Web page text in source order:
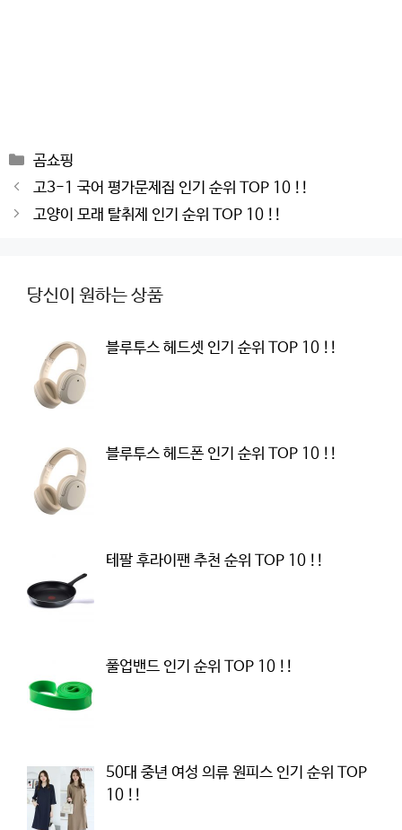
Categories
곰쇼핑
Post
navigation
고3-1 국어 평가문제집 인기 순위 TOP 10 !!
고양이 모래 탈취제 인기 순위 TOP 10 !!
당신이 원하는 상품
블루투스 헤드셋 인기 순위 TOP 10 !!
블루투스 헤드폰 인기 순위 TOP 10 !!
테팔 후라이팬 추천 순위 TOP 10 !!
풀업밴드 인기 순위 TOP 10 !!
50대 중년 여성 의류 원피스 인기 순위 TOP
10 !!